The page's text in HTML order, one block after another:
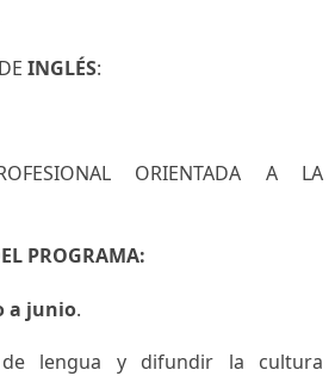
INGLÉS:
ORIENTADA A LA
PROGRAMA:
a junio.
lengua y difundir la cultura